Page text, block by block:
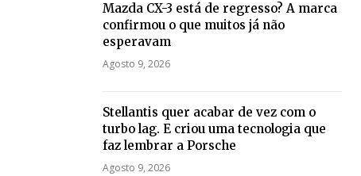
Mazda CX-3 está de regresso? A marca
confirmou o que muitos já não
esperavam
Agosto 9, 2026
Stellantis quer acabar de vez com o
turbo lag. E criou uma tecnologia que
faz lembrar a Porsche
Agosto 9, 2026